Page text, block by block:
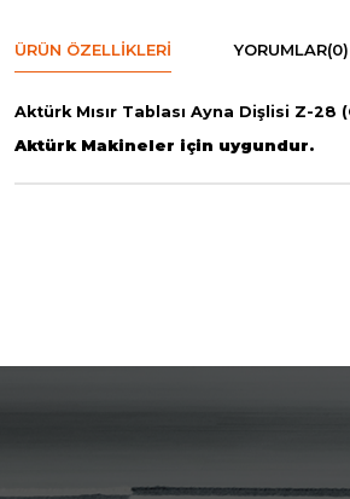
ÜRÜN ÖZELLIKLERI YORUMLAR(0)
Aktürk Mısır Tablası Ayna Dişlisi Z-28
Aktürk Makineler için uygundur.